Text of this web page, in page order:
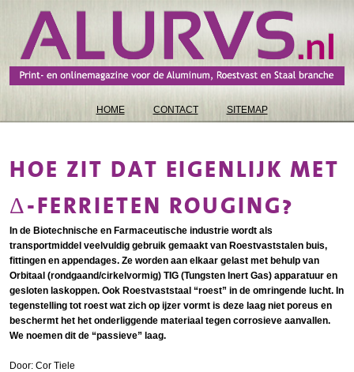
HOME CONTACT SITEMAP
HOE ZIT DAT EIGENLIJK MET
Δ-FERRIETEN ROUGING?
In de Biotechnische en Farmaceutische industrie wordt als
transportmiddel veelvuldig gebruik gemaakt van Roestvaststalen buis,
fittingen en appendages. Ze worden aan elkaar gelast met behulp van
Orbitaal (rondgaand/cirkelvormig) TIG (Tungsten Inert Gas) apparatuur en
gesloten laskoppen. Ook Roestvaststaal “roest” in de omringende lucht. In
tegenstelling tot roest wat zich op ijzer vormt is deze laag niet poreus en
beschermt het het onderliggende materiaal tegen corrosieve aanvallen.
We noemen dit de “passieve” laag.
Door: Cor Tiele